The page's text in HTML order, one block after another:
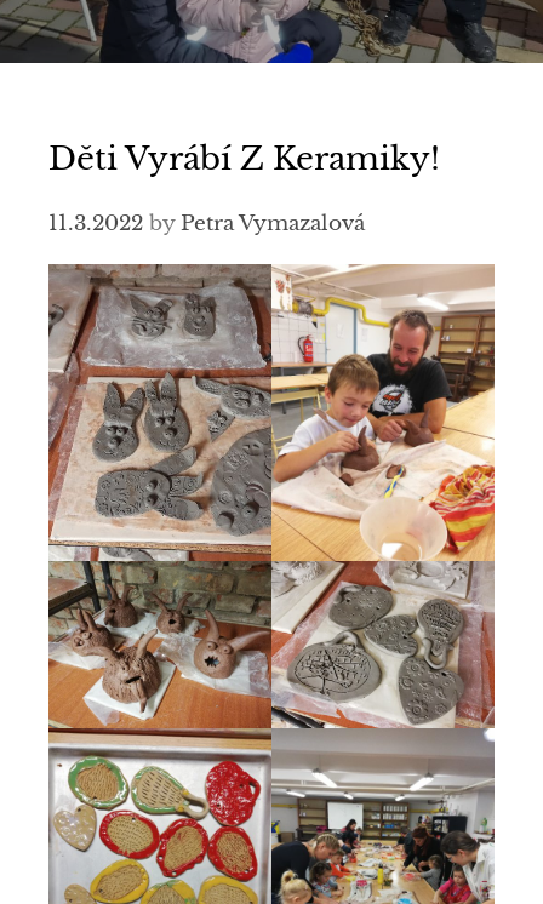
Děti Vyrábí Z Keramiky!
11.3.2022 byPetra Vymazalová